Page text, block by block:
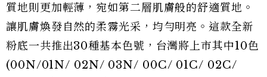
質地則更加輕薄，宛如第二層肌膚般的舒適質地。
讓肌膚煥發自然的柔霧光采，均勻明亮。這款全新
粉底一共推出30種基本色號，台灣將上市其中10色
(00N/01N/ 02N/ 03N/ 00C/ 01C/ 02C/